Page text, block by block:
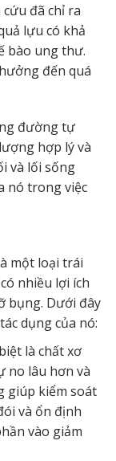
đã chỉ ra
lựu có khả
bào ung thư.
đến quá
đường tự
hợp lý và
và lối sống
nó trong việc
một loại trái
nhiều lợi ích
bụng. Dưới đây
dụng của nó:
là chất xơ
no lâu hơn và
giúp kiểm soát
và ổn định
vào giảm